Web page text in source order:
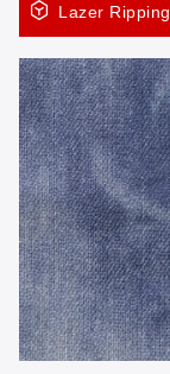
Lazer Ripping